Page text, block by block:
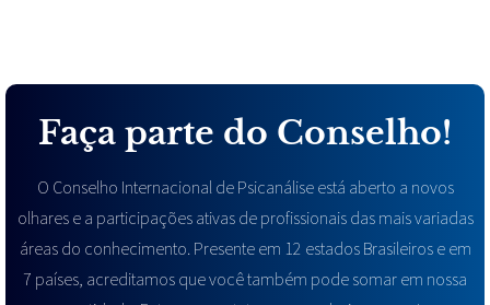
Faça parte do Conselho!
O Conselho Internacional de Psicanálise está aberto a novos
olhares e a participações ativas de profissionais das mais variadas
áreas do conhecimento. Presente em 12 estados Brasileiros e em
7 países, acreditamos que você também pode somar em nossa